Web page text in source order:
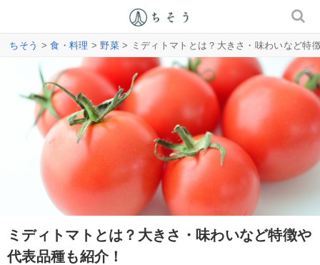
ちそう >食・料理 >野菜> ミディトマトとは？大きさ・味わいなど特
ミディトマトとは？大きさ・味わいなど特徴や
代表品種も紹介！